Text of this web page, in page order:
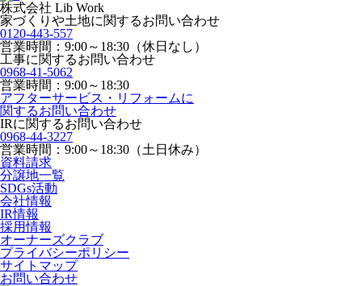
株式会社 Lib Work
家づくりや土地に関するお問い合わせ
0120-443-557
営業時間：9:00～18:30（休日なし）
工事に関するお問い合わせ
0968-41-5062
営業時間：9:00～18:30
アフターサービス・リフォームに
関するお問い合わせ
IRに関するお問い合わせ
0968-44-3227
営業時間：9:00～18:30（土日休み）
資料請求
分譲地一覧
SDGs活動
会社情報
IR情報
採用情報
オーナーズクラブ
プライバシーポリシー
サイトマップ
お問い合わせ